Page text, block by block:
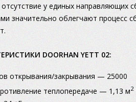
у единых направляющих
значительно облегчают процесс
DOORHAN YETT 02:
открывания/закрывания — 25000
теплопередаче — 1,13 м2